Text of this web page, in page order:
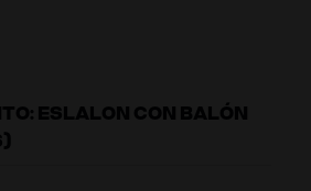
ESLALON CON BALÓN